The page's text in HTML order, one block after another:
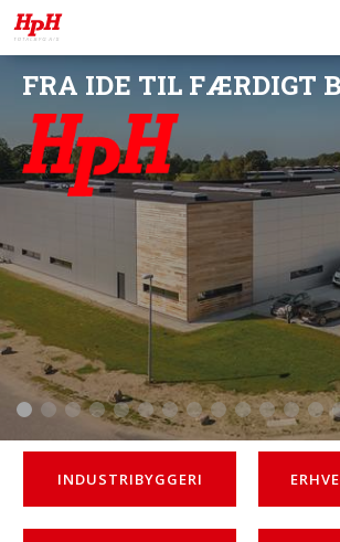
FRA IDE TIL FÆRDIGT
INDUSTRIBYGGERI